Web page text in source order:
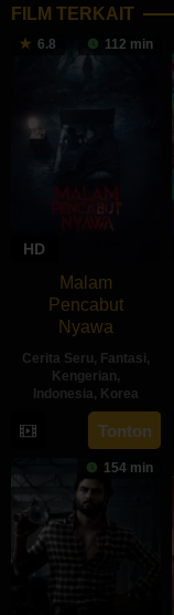
FILM TERKAIT
6.8 112 min
HD
Malam
Pencabut
Nyawa
Cerita Seru, Fantasi,
Kengerian,
Indonesia, Korea
22
May
2024
Sidharta
Tata
Tonton
154 min